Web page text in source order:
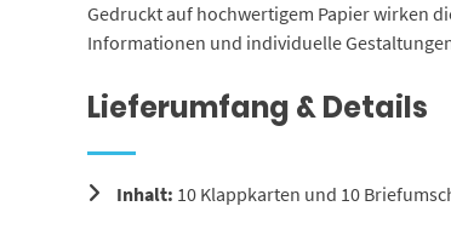
Gedruckt auf hochwertigem Papier wirken
Informationen und individuelle
Lieferumfang & Details
Inhalt: 10 Klappkarten und 10